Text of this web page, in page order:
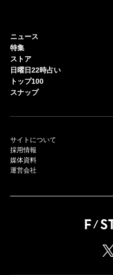
ニュース
特集
ストア
日曜日22時占い
トップ100
スナップ
サイトについて
採用情報
媒体資料
運営会社